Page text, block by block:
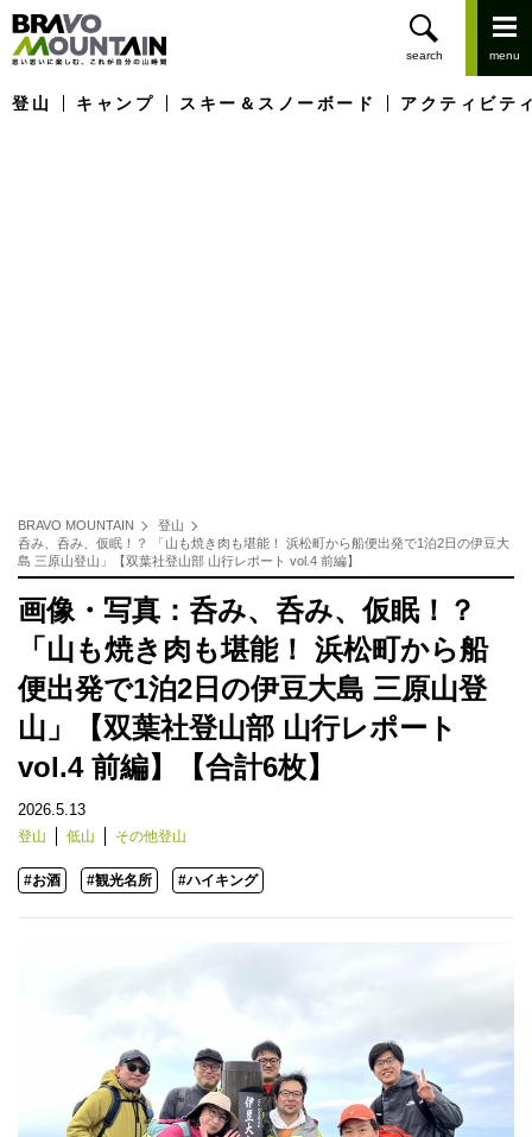
登山 キャンプ スキー＆スノーボード アクティビテ
BRAVO MOUNTAIN
登山
呑み、呑み、仮眠！？ 「山も焼き肉も堪能！ 浜松町から船便出発で1泊2日の伊豆大
島 三原山登山」【双葉社登山部 山行レポート vol.4 前編】
画像・写真：呑み、呑み、仮眠！？
「山も焼き肉も堪能！ 浜松町から船
便出発で1泊2日の伊豆大島 三原山登
山」【双葉社登山部 山行レポート
vol.4 前編】【合計6枚】
2026.5.13
登山 低山 その他登山
#お酒 #観光名所 #ハイキング